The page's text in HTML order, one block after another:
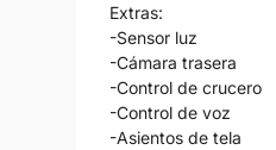
Extras:
-Sensor luz
-Cámara trasera
-Control de crucero
-Control de voz
-Asientos de tela